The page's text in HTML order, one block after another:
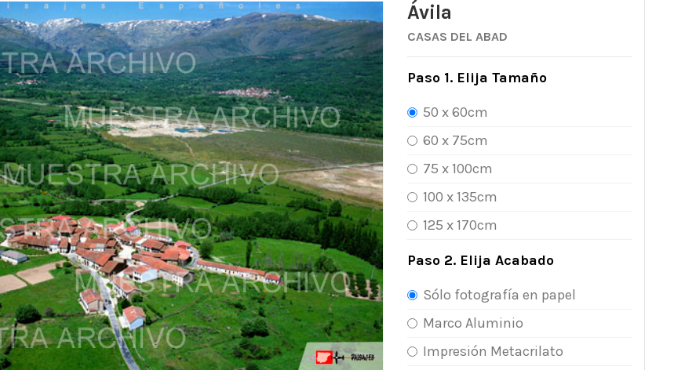
Ávila
CASAS DEL ABAD
Paso 1. Elija Tamaño
50 x 60cm
60 x 75cm
75 x 100cm
100 x 135cm
125 x 170cm
Paso 2. Elija Acabado
Sólo fotografía en papel
Marco Aluminio
Impresión Metacrilato